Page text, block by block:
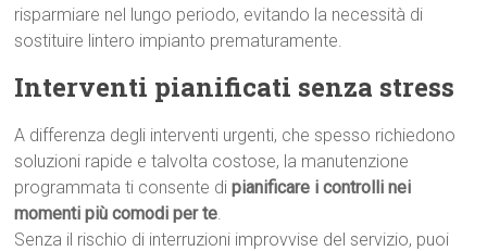
risparmiare nel lungo periodo, evitando la necessità di
sostituire lintero impianto prematuramente.
Interventi pianificati senza stress
A differenza degli interventi urgenti, che spesso richiedono
soluzioni rapide e talvolta costose, la manutenzione
programmata ti consente dipianificare i controlli nei
momenti più comodi per te.
Senza il rischio di interruzioni improvvise del servizio, puoi